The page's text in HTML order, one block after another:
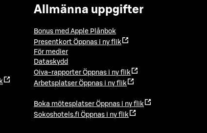
Allmänna uppgifter
Bonus med Apple Plånbok
Presentkort Öppnas i ny flik
För medier
Dataskydd
Oiva-rapporter Öppnas i ny flik
Arbetsplatser Öppnas i ny flik
Boka mötesplatser Öppnas i ny flik
Sokoshotels.fi Öppnas i ny flik